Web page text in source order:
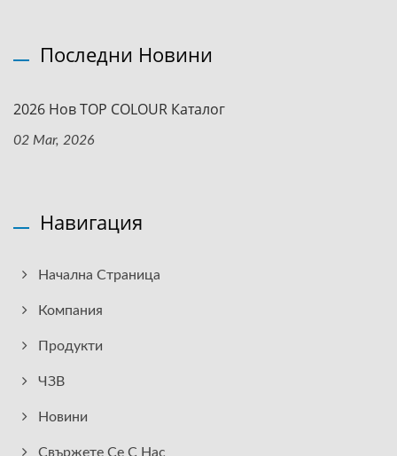
Последни Новини
2026 Нов TOP COLOUR Каталог
02 Mar, 2026
Навигация
Начална Страница
Компания
Продукти
ЧЗВ
Новини
Свържете Се С Нас